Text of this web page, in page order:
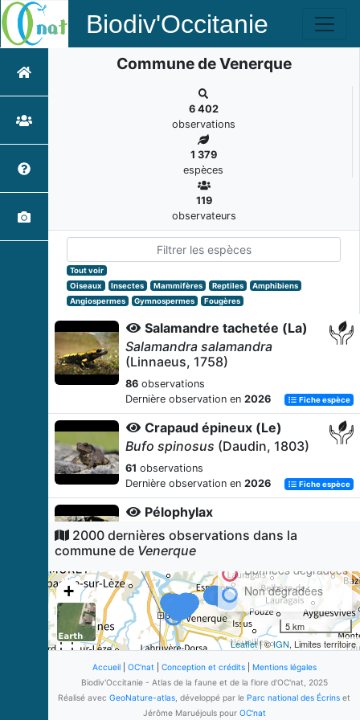
Biodiv'Occitanie
Commune de Venerque
6 402
observations
1 379
espèces
119
observateurs
Tout voir
Oiseaux
Insectes Mammifères Reptiles
Amphibiens
Angiospermes
Gymnospermes Fougères
Salamandre tachetée (La)
Salamandra salamandra
(Linnaeus, 1758)
86 observations
Dernière observation en 2026 Fiche espèce
Crapaud épineux (Le)
Bufo spinosus (Daudin, 1803)
61 observations
Dernière observation en 2026 Fiche espèce
Pélophylax
PelophylaxFitzinger, 1843
43 observations
Triton marbré (Le)
Triturus marmoratus(Latreille,
1800)
39observations
Dernière observation en2026 Fiche espèce
Grenouille agile (La)
Rana dalmatinaFitzinger
2000 dernières observations dans la
commune de Venerque
+
Données dégradées
Non dégradées
5 km
Leaflet| ©IGN, Limites territoire
Accueil| OC'nat| Conception et crédits| Mentions légales
Biodiv'Occitanie - Atlas de la faune et de la flore d'OC'nat, 2025
Réalisé avec GeoNature-atlas , développé par le Parc national des Écrins et
Jérôme Maruéjouls pour OC'nat